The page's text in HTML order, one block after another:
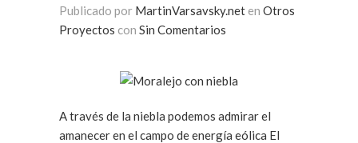
Publicado por MartinVarsavsky.net en Otros
Proyectos con Sin Comentarios
A través de la niebla podemos admirar el
amanecer en el campo de energía eólica El